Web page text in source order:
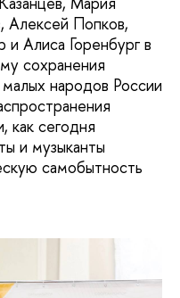
Алексей Попков,
Алиса Горенбург в
сохранения
малых народов России
как сегодня
и музыканты
самобытность